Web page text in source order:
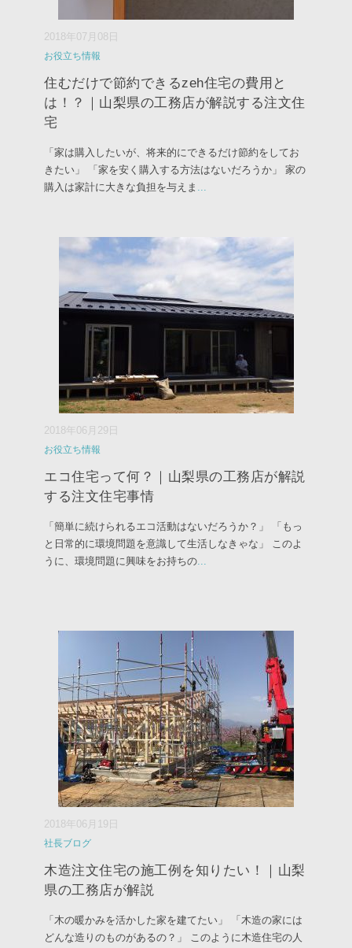
2018年07月08日
お役立ち情報
住むだけで節約できるzeh住宅の費用と
は！？｜山梨県の工務店が解説する注文住
宅
「家は購入したいが、将来的にできるだけ節約をしてお
きたい」 「家を安く購入する方法はないだろうか」 家の
購入は家計に大きな負担を与えま ...
2018年06月29日
お役立ち情報
エコ住宅って何？｜山梨県の工務店が解説
する注文住宅事情
「簡単に続けられるエコ活動はないだろうか？」 「もっ
と日常的に環境問題を意識して生活しなきゃな」 このよ
うに、環境問題に興味をお持ちの...
2018年06月19日
社長ブログ
木造注文住宅の施工例を知りたい！｜山梨
県の工務店が解説
「木の暖かみを活かした家を建てたい」 「木造の家には
どんな造りのものがあるの？」 このように木造住宅の人